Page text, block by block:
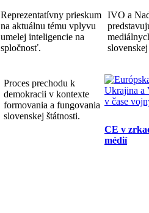
Reprezentatívny prieskum
na aktuálnu tému vplyvu
umelej inteligencie na
spločnosť.
IVO a
Proces prechodu k
demokracii v kontexte
formovania a fungovania
slovenskej štátnosti.
CE v
médií